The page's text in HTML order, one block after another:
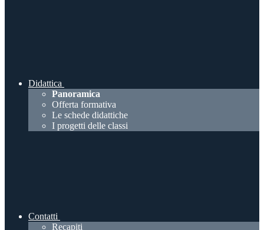
Didattica
Panoramica
Offerta formativa
Le schede didattiche
I progetti delle classi
Contatti
Recapiti